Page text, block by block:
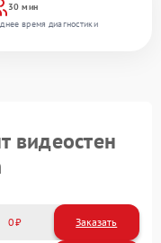
30 мин
время диагностики
видеостен
0 Заказать